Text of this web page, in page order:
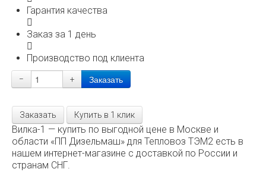
Гарантия качества
Заказ за 1 день
Производство под клиента
− +
Заказать Купить в 1 клик
Вилка-1 — купить по выгодной цене в Москве и
области «ПП Дизельмаш» для Тепловоз ТЭМ2 есть в
нашем интернет-магазине с доставкой по России и
странам СНГ.